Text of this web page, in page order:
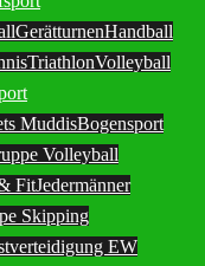
GerätturnenHandball
TriathlonVolleyball
MuddisBogensport
Volleyball
FitJedermänner
Skipping
EW